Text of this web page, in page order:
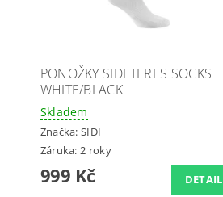
PONOŽKY SIDI TERES SOCKS
WHITE/BLACK
Skladem
Značka:SIDI
Záruka: 2 roky
999 Kč DETAIL